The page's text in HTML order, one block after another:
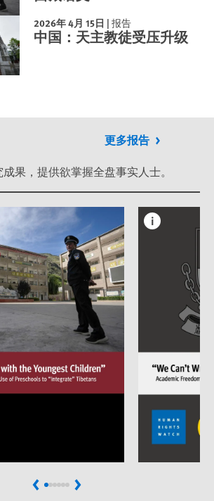
2026年 4月 15日 |报告
中国：天主教徒受压升级
更多报告
果，提供欲掌握全盘事实人士。
PreviousNext